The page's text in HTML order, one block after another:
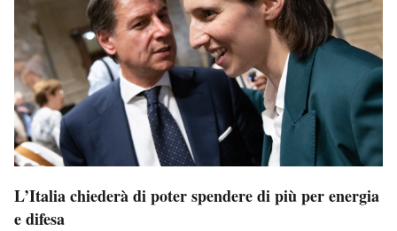
L’Italia chiederà di poter spendere di più per energia
e difesa